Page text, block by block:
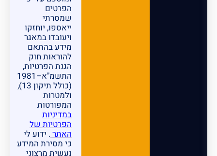
הפרטים
שמסרתי
ייאספו, יוחזקו
ויעובדו במאגר
מידע בהתאם
להוראות חוק
הגנת הפרטיות,
התשמ"א–1981
(כולל תיקון 13),
ולמטרות
המפורטות
במדיניות
הפרטיות של
האתר. ידוע לי
כי מסירת המידע
נעשית מרצוני